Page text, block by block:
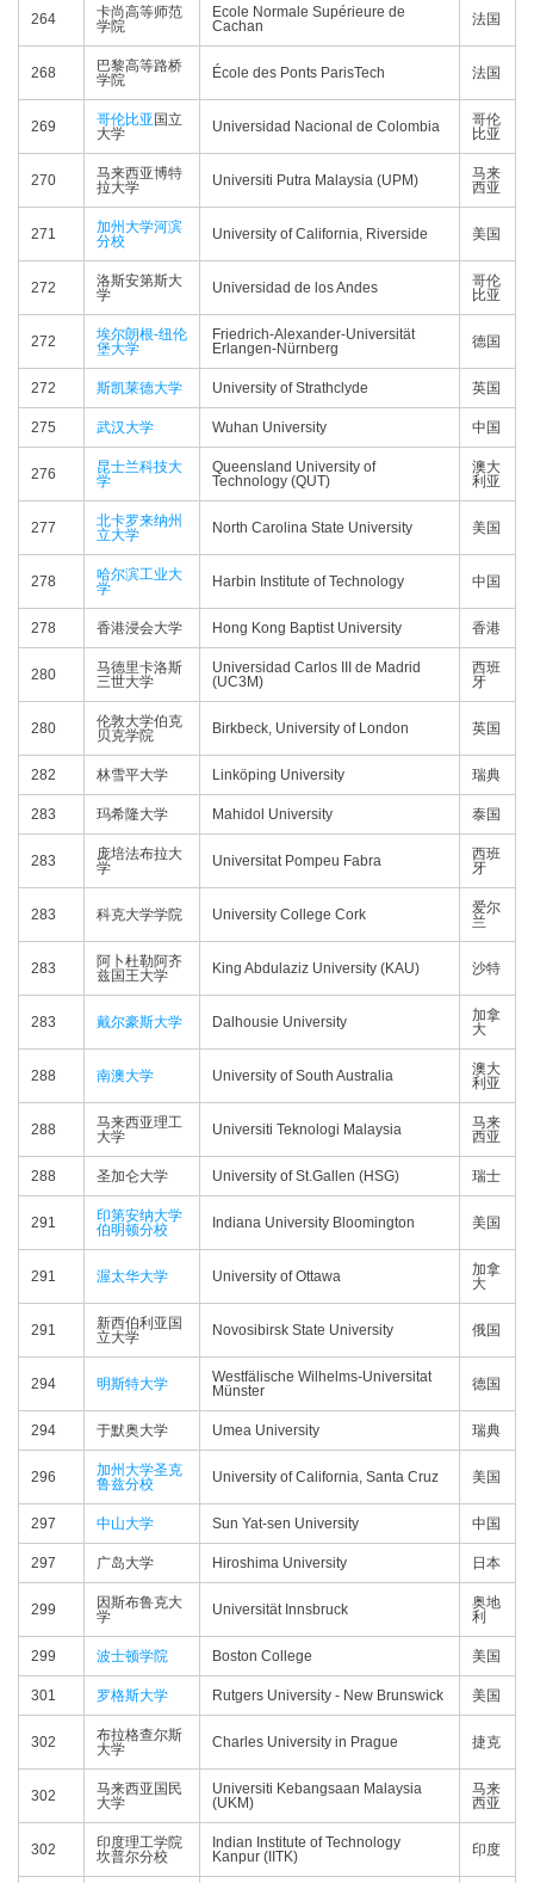
264
卡尚高等师范
学院
Ecole Normale Supérieure de
Cachan
法国
268
巴黎高等路桥
学院
École des Ponts ParisTech 法国
269 哥伦比亚 国立
大学
Universidad Nacional de Colombia
哥伦
比亚
270
马来西亚博特
拉大学
Universiti Putra Malaysia (UPM)
马来
西亚
271
加州大学河滨
分校
University of California, Riverside 美国
272
洛斯安第斯大
学
Universidad de los Andes
哥伦
比亚
272
埃尔朗根-纽伦
堡大学
Friedrich-Alexander-Universität
Erlangen-Nürnberg
德国
272 斯凯莱德大学 University of Strathclyde 英国
275 武汉大学 Wuhan University 中国
276
昆士兰科技大
学
Queensland University of
Technology (QUT)
澳大
利亚
277
北卡罗来纳州
立大学
North Carolina State University 美国
278
哈尔滨工业大
学
Harbin Institute of Technology 中国
278 香港浸会大学 Hong Kong Baptist University 香港
280
马德里卡洛斯
三世大学
Universidad Carlos III de Madrid
(UC3M)
西班
牙
280
伦敦大学伯克
贝克学院
Birkbeck, University of London 英国
282 林雪平大学 Linköping University 瑞典
283 玛希隆大学 Mahidol University 泰国
283
庞培法布拉大
学
Universitat Pompeu Fabra
西班
牙
283 科克大学学院 University College Cork
爱尔
兰
283
阿卜杜勒阿齐
兹国王大学
King Abdulaziz University (KAU) 沙特
283 戴尔豪斯大学 Dalhousie University
加拿
大
288 南澳大学 University of South Australia
澳大
利亚
288
马来西亚理工
大学
Universiti Teknologi Malaysia
马来
西亚
288 圣加仑大学 University of St.Gallen (HSG) 瑞士
291
印第安纳大学
伯明顿分校
Indiana University Bloomington 美国
291 渥太华大学 University of Ottawa
加拿
大
291
新西伯利亚国
立大学
Novosibirsk State University 俄国
294 明斯特大学
Westfälische Wilhelms-Universitat
Münster
德国
294 于默奥大学 Umea University 瑞典
296
加州大学圣克
鲁兹分校
University of California, Santa Cruz 美国
297 中山大学 Sun Yat-sen University 中国
297 广岛大学 Hiroshima University 日本
299
因斯布鲁克大
学
Universität Innsbruck
奥地
利
299 波士顿学院 Boston College 美国
301 罗格斯大学 Rutgers University - New Brunswick 美国
302
布拉格查尔斯
大学
Charles University in Prague 捷克
302
马来西亚国民
大学
Universiti Kebangsaan Malaysia
(UKM)
马来
西亚
302
印度理工学院
坎普尔分校
Indian Institute of Technology
Kanpur (IITK)
印度